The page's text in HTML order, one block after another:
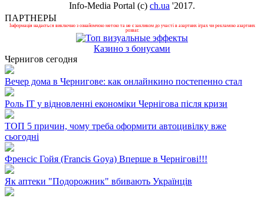
Info-Media Portal (c) ch.ua '2017.
ПАРТНЕРЫ
Інформація надається виключно з ознайомчою метою та не є закликом до участі в азартних іграх чи рекламою азартних
розваг.
Казино з бонусами
Чернигов сегодня
Вечер дома в Чернигове: как онлайнкино постепенно стал
Роль ІТ у відновленні економіки Чернігова після кризи
ТОП 5 причин, чому треба оформити автоцивілку вже
сьогодні
Френсіс Гойя (Francis Goya) Вперше в Чернігові!!!
Як аптеки "Подорожник" вбивають Українців